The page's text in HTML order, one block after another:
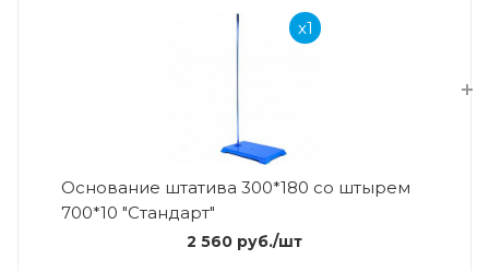
x1
Основание штатива 300*180 со штырем
700*10 "Стандарт"
2 560 руб./шт